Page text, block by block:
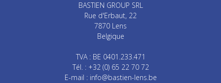
BASTIEN GROUP SRL
Rue d'Erbaut, 22
7870 Lens
Belgique
TVA : BE 0401.233.471
Tél. : +32 (0) 65 22 70 72
E-mail : info@bastien-lens.be